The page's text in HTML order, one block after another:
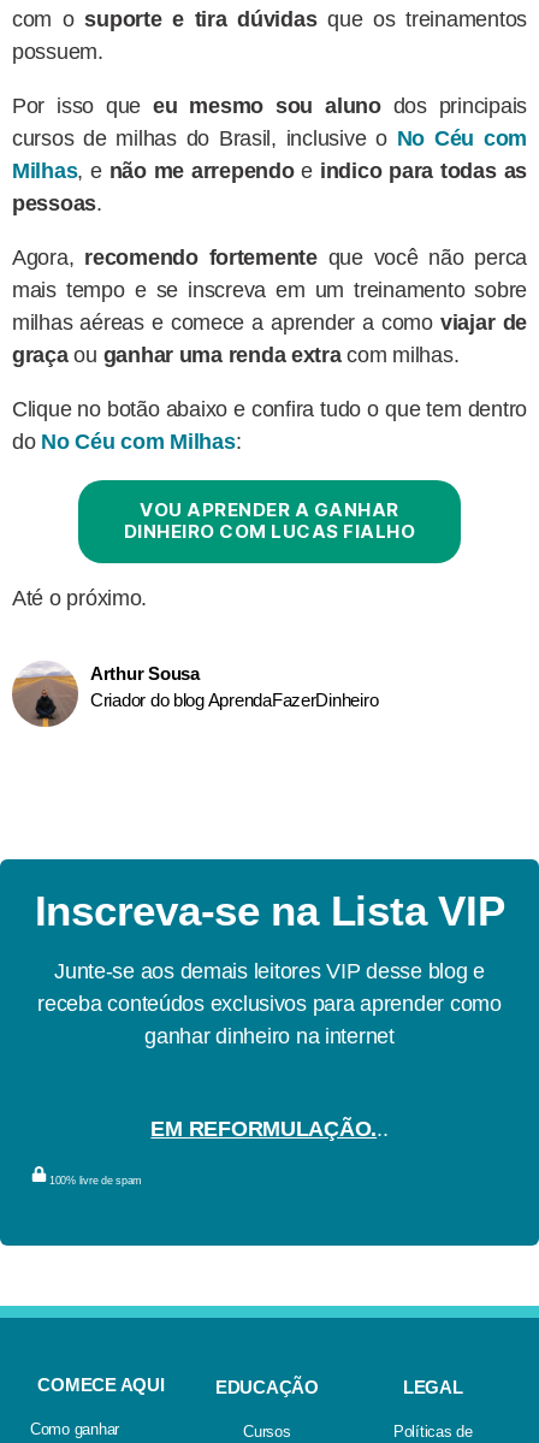
com osuporte e tira dúvidasque os treinamentos
possuem.
Por isso queeu mesmo sou alunodos principais
cursos de milhas do Brasil, inclusive o No Céu com
Milhas, e não me arrependoe indico para todas as
pessoas.
Agora, recomendo fortementeque você não perca
mais tempo e se inscreva em um treinamento sobre
milhas aéreas e comece a aprender a comoviajar de
graçaou ganhar uma renda extracom milhas.
Clique no botão abaixo e confira tudo o que tem dentro
do No Céu com Milhas:
VOU APRENDER A GANHAR
DINHEIRO COM LUCAS FIALHO
Até o próximo.
Arthur Sousa
Criador do blog AprendaFazerDinheiro
Inscreva-se na Lista VIP
Junte-se aos demais leitores VIP desse blog e
receba conteúdos exclusivos para aprender como
ganhar dinheiro na internet
EM REFORMULAÇÃO...
100% livre de spam
COMECE AQUI
Como ganhar
EDUCAÇÃO
Cursos
LEGAL
Políticas de